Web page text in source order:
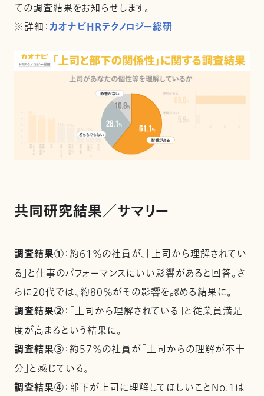
ての調査結果をお知らせします。
※詳細：カオナビHRテクノロジー総研
共同研究結果／サマリー
調査結果①：約61％の社員が、「上司から理解されてい
る」と仕事のパフォーマンスにいい影響があると回答。さ
らに20代では、約80％がその影響を認める結果に。
調査結果②：「上司から理解されている」と従業員満足
度が高まるという結果に。
調査結果③：約57％の社員が「上司からの理解が不十
分」と感じている。
調査結果④：部下が上司に理解してほしいことNo.1は